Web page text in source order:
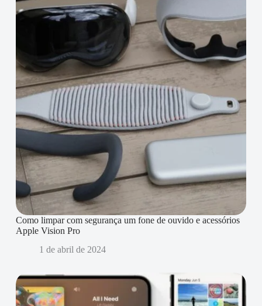
Como limpar com segurança um fone de ouvido e acessórios
Apple Vision Pro
1 de abril de 2024